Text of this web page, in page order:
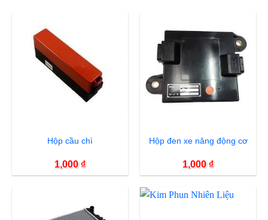
Hộp cầu chì
1,000 ₫
Hộp đen xe nâng động cơ
1,000 ₫